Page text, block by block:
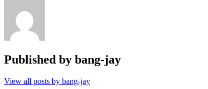
Published by bang-jay
View all posts by bang-jay